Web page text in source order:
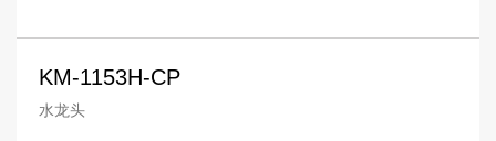
KM-1153H-CP
水龙头